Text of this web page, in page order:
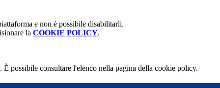
e non è possibile disabilitarli.
la COOKIE POLICY.
possibile consultare l'elenco nella pagina della cookie policy.